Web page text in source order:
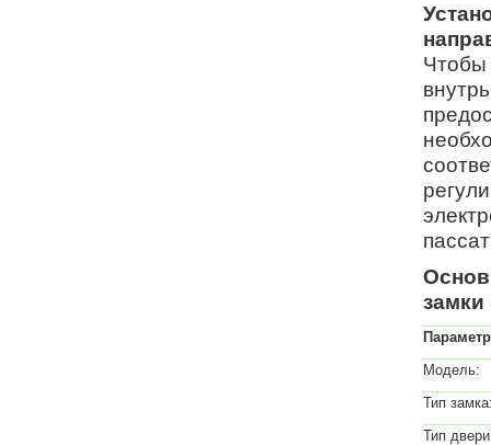
Чтобы
замки
Модель:
Тип
Тип